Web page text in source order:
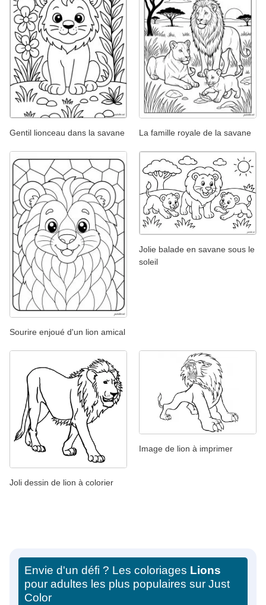
Gentil lionceau dans la savane La famille royale de la savane
Sourire enjoué d'un lion amical
Jolie balade en savane sous le
soleil
Joli dessin de lion à colorier
Image de lion à imprimer
Envie d'un défi ? Les coloriages Lions
pour adultes les plus populaires sur Just
Color